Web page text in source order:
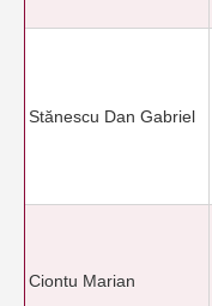
Stănescu Dan Gabriel
Ciontu Marian